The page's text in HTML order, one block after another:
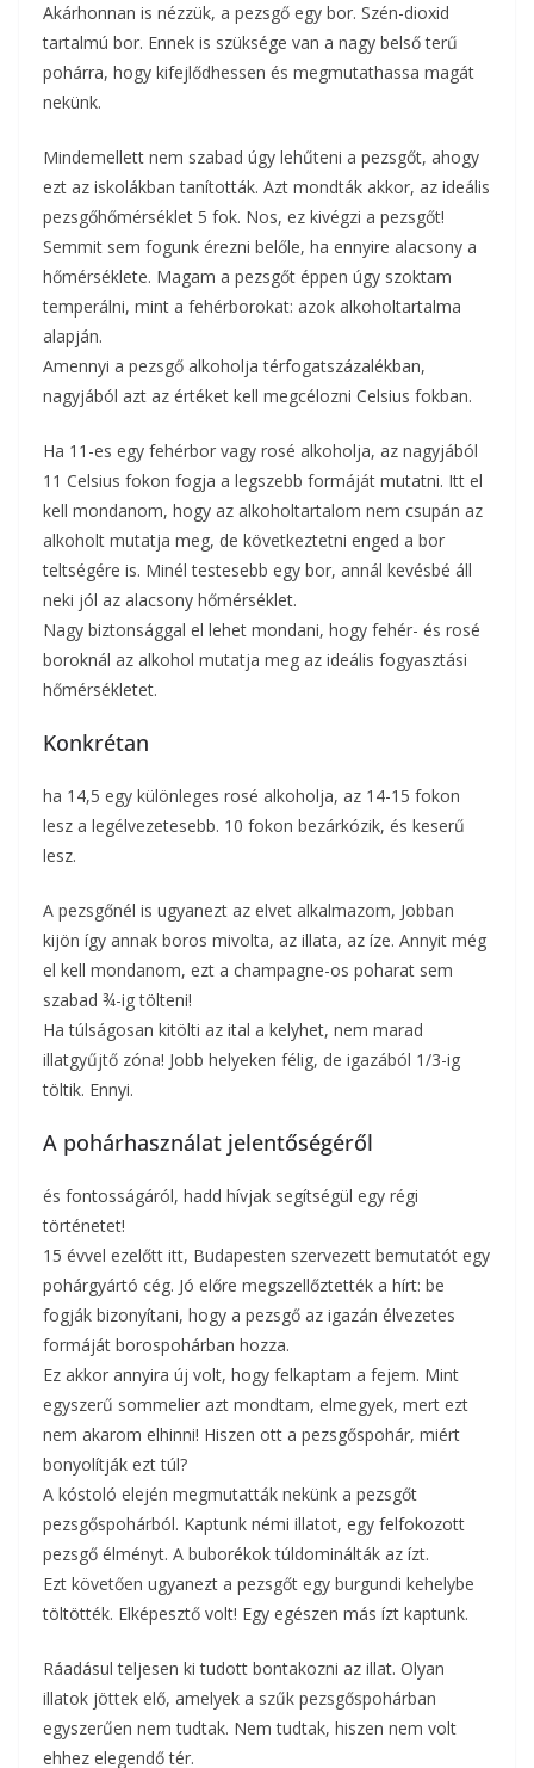
Akárhonnan is nézzük, a pezsgő egy bor. Szén-dioxid
tartalmú bor. Ennek is szüksége van a nagy belső terű
pohárra, hogy kifejlődhessen és megmutathassa magát
nekünk.
Mindemellett nem szabad úgy lehűteni a pezsgőt, ahogy
ezt az iskolákban tanították. Azt mondták akkor, az ideális
pezsgőhőmérséklet 5 fok. Nos, ez kivégzi a pezsgőt!
Semmit sem fogunk érezni belőle, ha ennyire alacsony a
hőmérséklete. Magam a pezsgőt éppen úgy szoktam
temperálni, mint a fehérborokat: azok alkoholtartalma
alapján.
Amennyi a pezsgő alkoholja térfogatszázalékban,
nagyjából azt az értéket kell megcélozni Celsius fokban.
Ha 11-es egy fehérbor vagy rosé alkoholja, az nagyjából
11 Celsius fokon fogja a legszebb formáját mutatni. Itt el
kell mondanom, hogy az alkoholtartalom nem csupán az
alkoholt mutatja meg, de következtetni enged a bor
teltségére is. Minél testesebb egy bor, annál kevésbé áll
neki jól az alacsony hőmérséklet.
Nagy biztonsággal el lehet mondani, hogy fehér- és rosé
boroknál az alkohol mutatja meg az ideális fogyasztási
hőmérsékletet.
Konkrétan
ha 14,5 egy különleges rosé alkoholja, az 14-15 fokon
lesz a legélvezetesebb. 10 fokon bezárkózik, és keserű
lesz.
A pezsgőnél is ugyanezt az elvet alkalmazom, Jobban
kijön így annak boros mivolta, az illata, az íze. Annyit még
el kell mondanom, ezt a champagne-os poharat sem
szabad ¾-ig tölteni!
Ha túlságosan kitölti az ital a kelyhet, nem marad
illatgyűjtő zóna! Jobb helyeken félig, de igazából 1/3-ig
töltik. Ennyi.
A pohárhasználat jelentőségéről
és fontosságáról, hadd hívjak segítségül egy régi
történetet!
15 évvel ezelőtt itt, Budapesten szervezett bemutatót egy
pohárgyártó cég. Jó előre megszellőztették a hírt: be
fogják bizonyítani, hogy a pezsgő az igazán élvezetes
formáját borospohárban hozza.
Ez akkor annyira új volt, hogy felkaptam a fejem. Mint
egyszerű sommelier azt mondtam, elmegyek, mert ezt
nem akarom elhinni! Hiszen ott a pezsgőspohár, miért
bonyolítják ezt túl?
A kóstoló elején megmutatták nekünk a pezsgőt
pezsgőspohárból. Kaptunk némi illatot, egy felfokozott
pezsgő élményt. A buborékok túldominálták az ízt.
Ezt követően ugyanezt a pezsgőt egy burgundi kehelybe
töltötték. Elképesztő volt! Egy egészen más ízt kaptunk.
Ráadásul teljesen ki tudott bontakozni az illat. Olyan
illatok jöttek elő, amelyek a szűk pezsgőspohárban
egyszerűen nem tudtak. Nem tudtak, hiszen nem volt
ehhez elegendő tér.